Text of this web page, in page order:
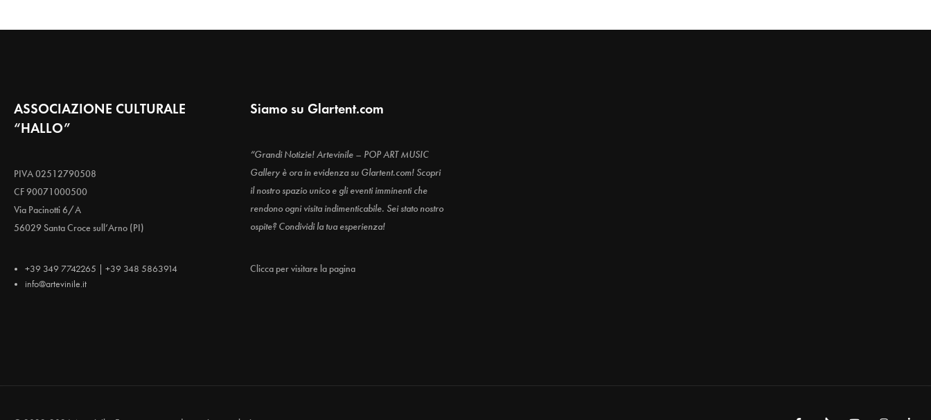
ASSOCIAZIONE CULTURALE
“HALLO”
PIVA 02512790508
CF 90071000500
Via Pacinotti 6/A
56029 Santa Croce sull’Arno (PI)
+39 349 7742265 | +39 348 5863914
info@artevinile.it
Siamo su Glartent.com
“Grandi Notizie! Artevinile – POP ART MUSIC
Gallery è ora in evidenza su Glartent.com! Scopri
il nostro spazio unico e gli eventi imminenti che
rendono ogni visita indimenticabile. Sei stato nostro
ospite? Condividi la tua esperienza!
Clicca per visitare la pagina